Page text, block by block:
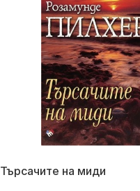
Търсачите на миди